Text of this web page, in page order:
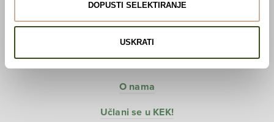
DOPUSTI SELEKTIRANJE
USKRATI
Predavanja
Izdanja
Webshop
O nama
Učlani se u KEK!